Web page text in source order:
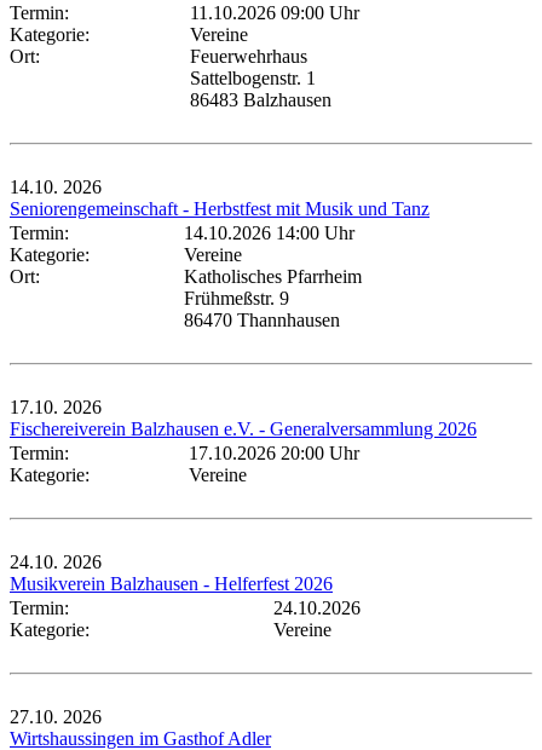
Termin:
11.10.2026 09:00 Uhr
Kategorie:
Vereine
Ort:
Feuerwehrhaus
Sattelbogenstr. 1
86483 Balzhausen
14.10. 2026
Seniorengemeinschaft - Herbstfest mit Musik und Tanz
Termin:
14.10.2026 14:00 Uhr
Kategorie:
Vereine
Ort:
Katholisches Pfarrheim
Frühmeßstr. 9
86470 Thannhausen
17.10. 2026
Fischereiverein Balzhausen e.V. - Generalversammlung 2026
Termin:
17.10.2026 20:00 Uhr
Kategorie:
Vereine
24.10. 2026
Musikverein Balzhausen - Helferfest 2026
Termin:
24.10.2026
Kategorie:
Vereine
27.10. 2026
Wirtshaussingen im Gasthof Adler